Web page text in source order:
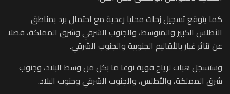
كما يتوقع تسجيل زخات محليا رعدية مع احتمال برد بمناطق
الأطلس الكبير والمتوسط، والجنوب الشرقي وشرق المملكة، فضلا
عن تناثر غبار بالأقاليم الجنوبية والجنوب الشرقي.
وستسجل هبات لرياح قوية نوعا ما بكل من وسط البلاد، وجنوب
شرق المملكة، والأطلس، والجنوب الشرقي وجنوب البلاد.